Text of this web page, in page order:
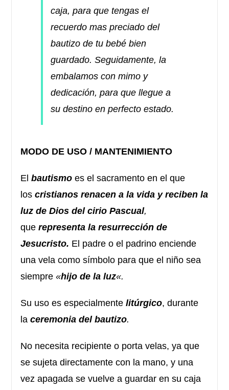
caja, para que tengas el
recuerdo mas preciado del
bautizo de tu bebé bien
guardado. Seguidamente, la
embalamos con mimo y
dedicación, para que llegue a
su destino en perfecto estado.
MODO DE USO / MANTENIMIENTO
El bautismo es el sacramento en el que
los cristianos renacen a la vida y reciben la
luz de Dios del cirio Pascual,
querepresenta la resurrección de
Jesucristo. El padre o el padrino enciende
una vela como símbolo para que el niño sea
siempre «hijo de la luz«.
Su uso es especialmente litúrgico, durante
la ceremonia del bautizo.
No necesita recipiente o porta velas, ya que
se sujeta directamente con la mano, y una
vez apagada se vuelve a guardar en su caja